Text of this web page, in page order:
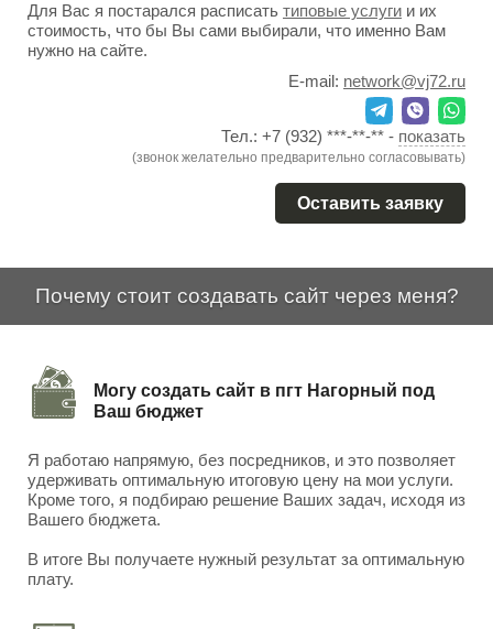
Для Вас я постарался расписать типовые услуги и их
стоимость, что бы Вы сами выбирали, что именно Вам
нужно на сайте.
E-mail: network@vj72.ru
Тел.: +7 (932) ***-**-** - показать
(звонок желательно предварительно согласовывать)
Оставить заявку
Почему стоит создавать сайт через меня?
Могу создать сайт в пгт Нагорный под
Ваш бюджет
Я работаю напрямую, без посредников, и это позволяет
удерживать оптимальную итоговую цену на мои услуги.
Кроме того, я подбираю решение Ваших задач, исходя из
Вашего бюджета.
В итоге Вы получаете нужный результат за оптимальную
плату.